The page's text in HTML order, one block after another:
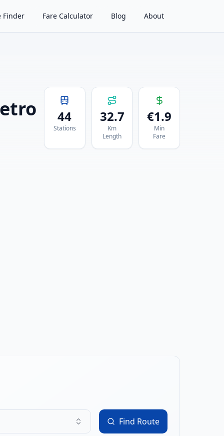
Finder Fare Calculator Blog About
44
Stations
32.7
Km
Length
€1.9
Min
Fare
Find Route